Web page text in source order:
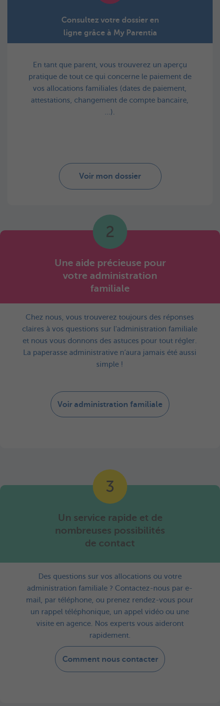
Consultez votre dossier en
ligne grâce à My Parentia
En tant que parent, vous trouverez un aperçu
pratique de tout ce qui concerne le paiement de
vos allocations familiales (dates de paiement,
attestations, changement de compte bancaire,
…).
Voir mon dossier
2
Une aide précieuse pour
votre administration
familiale
Chez nous, vous trouverez toujours des réponses
claires à vos questions sur l'administration familiale
et nous vous donnons des astuces pour tout régler.
La paperasse administrative n’aura jamais été aussi
simple !
Voir administration familiale
3
Un service rapide et de
nombreuses possibilités
de contact
Des questions sur vos allocations ou votre
administration familiale ? Contactez-nous par e-
mail, par téléphone, ou prenez rendez-vous pour
un rappel téléphonique, un appel vidéo ou une
visite en agence. Nos experts vous aideront
rapidement.
Comment nous contacter